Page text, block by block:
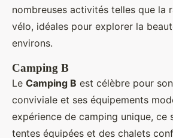
nombreuses activités telles que la
vélo, idéales pour explorer la
environs.
Camping B
Le Camping B est célèbre pour
conviviale et ses équipements
expérience de camping unique, ce
tentes équipées et des chalets